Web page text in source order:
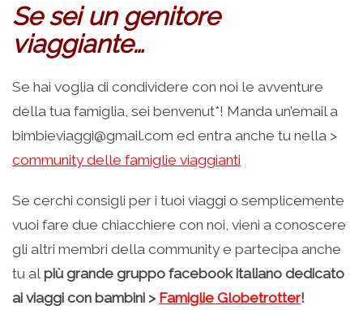
Se sei un genitore
viaggiante…
Se hai voglia di condividere con noi le avventure
della tua famiglia, sei benvenut*! Manda un’email a
bimbieviaggi@gmail.com ed entra anche tu nella >
community delle famiglie viaggianti
Se cerchi consigli per i tuoi viaggi o semplicemente
vuoi fare due chiacchiere con noi, vieni a conoscere
gli altri membri della community e partecipa anche
tu al più grande gruppo facebook italiano dedicato
ai viaggi con bambini > Famiglie Globetrotter!